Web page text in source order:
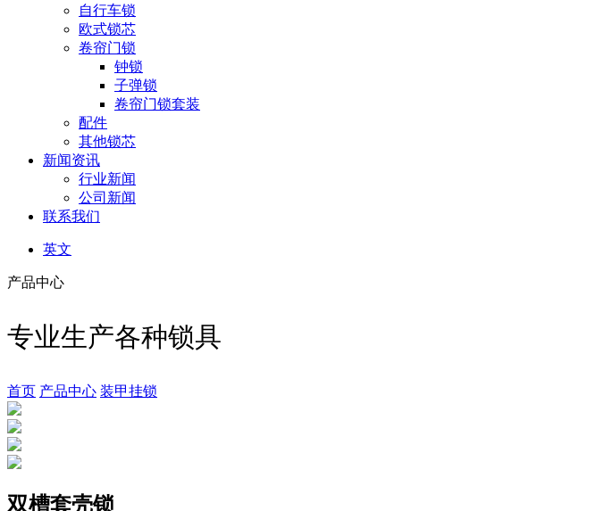
自行车锁
欧式锁芯
卷帘门锁
钟锁
子弹锁
卷帘门锁套装
配件
其他锁芯
新闻资讯
行业新闻
公司新闻
联系我们
英文
产品中心
专业生产各种锁具
首页 产品中心 装甲挂锁
双槽套壳锁